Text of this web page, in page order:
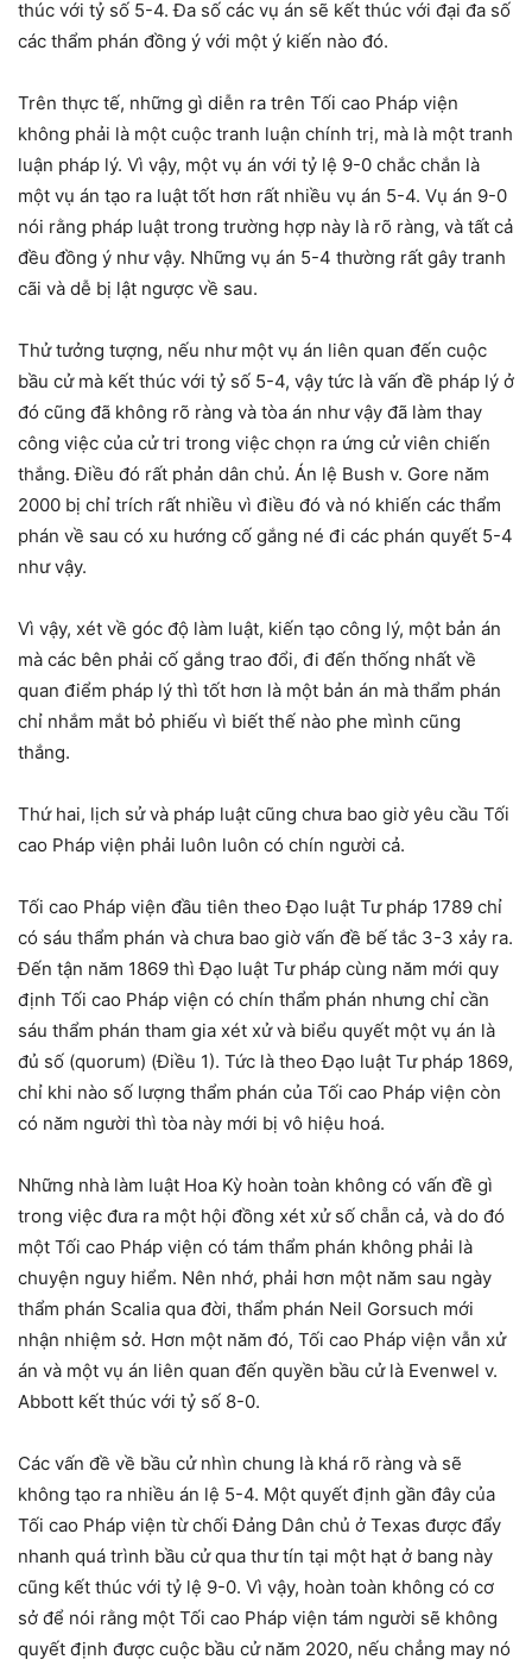
thúc với tỷ số 5-4. Đa số các vụ án sẽ kết thúc với đại đa số
các thẩm phán đồng ý với một ý kiến nào đó.
Trên thực tế, những gì diễn ra trên Tối cao Pháp viện
không phải là một cuộc tranh luận chính trị, mà là một tranh
luận pháp lý. Vì vậy, một vụ án với tỷ lệ 9-0 chắc chắn là
một vụ án tạo ra luật tốt hơn rất nhiều vụ án 5-4. Vụ án 9-0
nói rằng pháp luật trong trường hợp này là rõ ràng, và tất cả
đều đồng ý như vậy. Những vụ án 5-4 thường rất gây tranh
cãi và dễ bị lật ngược về sau.
Thử tưởng tượng, nếu như một vụ án liên quan đến cuộc
bầu cử mà kết thúc với tỷ số 5-4, vậy tức là vấn đề pháp lý ở
đó cũng đã không rõ ràng và tòa án như vậy đã làm thay
công việc của cử tri trong việc chọn ra ứng cử viên chiến
thắng. Điều đó rất phản dân chủ. Án lệ Bush v. Gore năm
2000 bị chỉ trích rất nhiều vì điều đó và nó khiến các thẩm
phán về sau có xu hướng cố gắng né đi các phán quyết 5-4
như vậy.
Vì vậy, xét về góc độ làm luật, kiến tạo công lý, một bản án
mà các bên phải cố gắng trao đổi, đi đến thống nhất về
quan điểm pháp lý thì tốt hơn là một bản án mà thẩm phán
chỉ nhắm mắt bỏ phiếu vì biết thế nào phe mình cũng
thắng.
Thứ hai, lịch sử và pháp luật cũng chưa bao giờ yêu cầu Tối
cao Pháp viện phải luôn luôn có chín người cả.
Tối cao Pháp viện đầu tiên theo Đạo luật Tư pháp 1789 chỉ
có sáu thẩm phán và chưa bao giờ vấn đề bế tắc 3-3 xảy ra.
Đến tận năm 1869 thì Đạo luật Tư pháp cùng năm mới quy
định Tối cao Pháp viện có chín thẩm phán nhưng chỉ cần
sáu thẩm phán tham gia xét xử và biểu quyết một vụ án là
đủ số (quorum) (Điều 1). Tức là theo Đạo luật Tư pháp 1869,
chỉ khi nào số lượng thẩm phán của Tối cao Pháp viện còn
có năm người thì tòa này mới bị vô hiệu hoá.
Những nhà làm luật Hoa Kỳ hoàn toàn không có vấn đề gì
trong việc đưa ra một hội đồng xét xử số chẵn cả, và do đó
một Tối cao Pháp viện có tám thẩm phán không phải là
chuyện nguy hiểm. Nên nhớ, phải hơn một năm sau ngày
thẩm phán Scalia qua đời, thẩm phán Neil Gorsuch mới
nhận nhiệm sở. Hơn một năm đó, Tối cao Pháp viện vẫn xử
án và một vụ án liên quan đến quyền bầu cử là Evenwel v.
Abbott kết thúc với tỷ số 8-0.
Các vấn đề về bầu cử nhìn chung là khá rõ ràng và sẽ
không tạo ra nhiều án lệ 5-4. Một quyết định gần đây của
Tối cao Pháp viện từ chối Đảng Dân chủ ở Texas được đẩy
nhanh quá trình bầu cử qua thư tín tại một hạt ở bang này
cũng kết thúc với tỷ lệ 9-0. Vì vậy, hoàn toàn không có cơ
sở để nói rằng một Tối cao Pháp viện tám người sẽ không
quyết định được cuộc bầu cử năm 2020, nếu chẳng may nó